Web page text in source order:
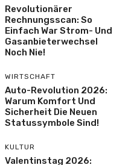
Revolutionärer
Rechnungsscan: So
Einfach War Strom- Und
Gasanbieterwechsel
Noch Nie!
WIRTSCHAFT
Auto-Revolution 2026:
Warum Komfort Und
Sicherheit Die Neuen
Statussymbole Sind!
KULTUR
Valentinstag 2026: